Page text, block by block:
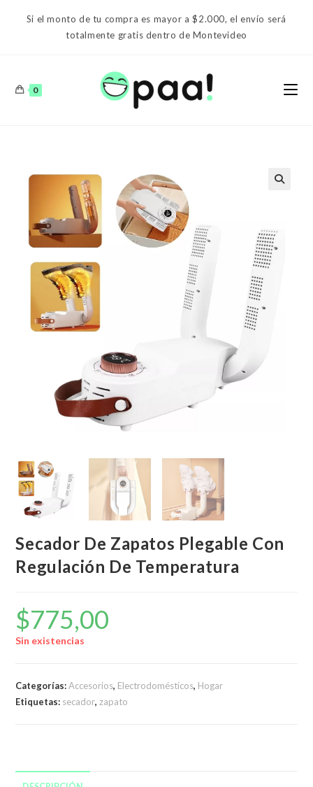
Si el monto de tu compra es mayor a $2.000, el envío será
totalmente gratis dentro de Montevideo
0
Secador De Zapatos Plegable Con
Regulación De Temperatura
$775,00
Sin existencias
Categorías:Accesorios, Electrodomésticos, Hogar
Etiquetas: secador,zapato